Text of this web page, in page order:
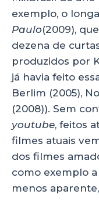
exemplo, o longa
Paulo(2009),
dezena de
produzidos por
já havia feito
Berlim (2005),
(2008)). Sem
youtube, feitos
filmes atuais
dos filmes
como exemplo
menos